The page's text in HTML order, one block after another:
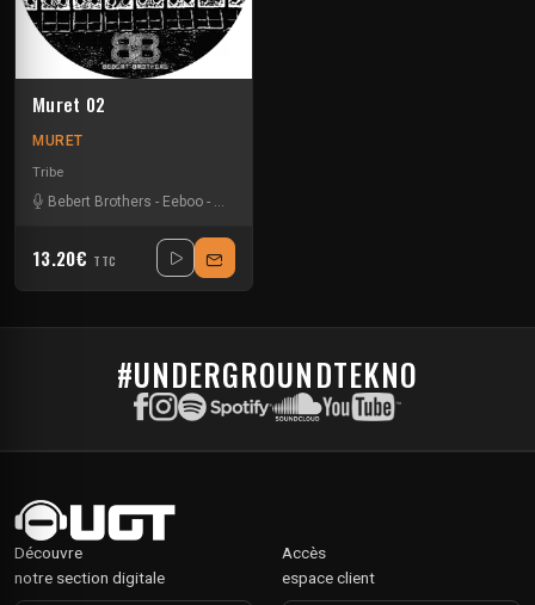
Muret 02
MURET
Tribe
Bebert Brothers - Eeboo -
13.20€ TTC
#UNDERGROUNDTEKNO
Découvre
notre section digitale
Accès
espace client